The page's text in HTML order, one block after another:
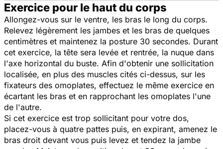
Exercice pour le haut du corps
Allongez-vous sur le ventre, les bras le long du corps.
Relevez légèrement les jambes et les bras de quelques
centimètres et maintenez la posture 30 secondes. Durant
cet exercice, la tête sera levée et rentrée, la nuque dans
l'axe horizontal du buste. Afin d'obtenir une sollicitation
localisée, en plus des muscles cités ci-dessus, sur les
fixateurs des omoplates, effectuez le même exercice en
écartant les bras et en rapprochant les omoplates l'une
de l'autre.
Si cet exercice est trop sollicitant pour votre dos,
placez-vous à quatre pattes puis, en expirant, amenez le
bras droit devant vous puis levez et tendez la jambe